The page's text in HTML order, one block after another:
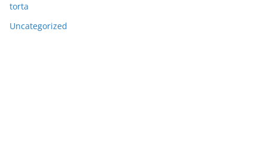
torta
Uncategorized